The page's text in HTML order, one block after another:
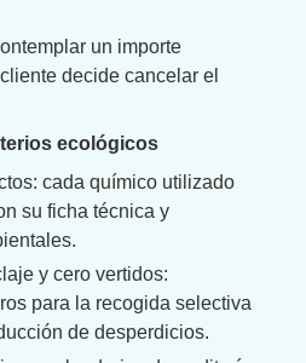
un importe
decide cancelar el
ecológicos
cada químico utilizado
su ficha técnica y
y cero vertidos:
para la recogida selectiva
de desperdicios.